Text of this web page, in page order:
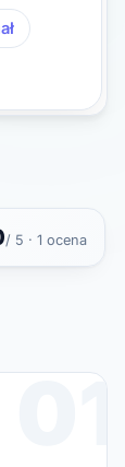
/ 5 · 1 ocena
01